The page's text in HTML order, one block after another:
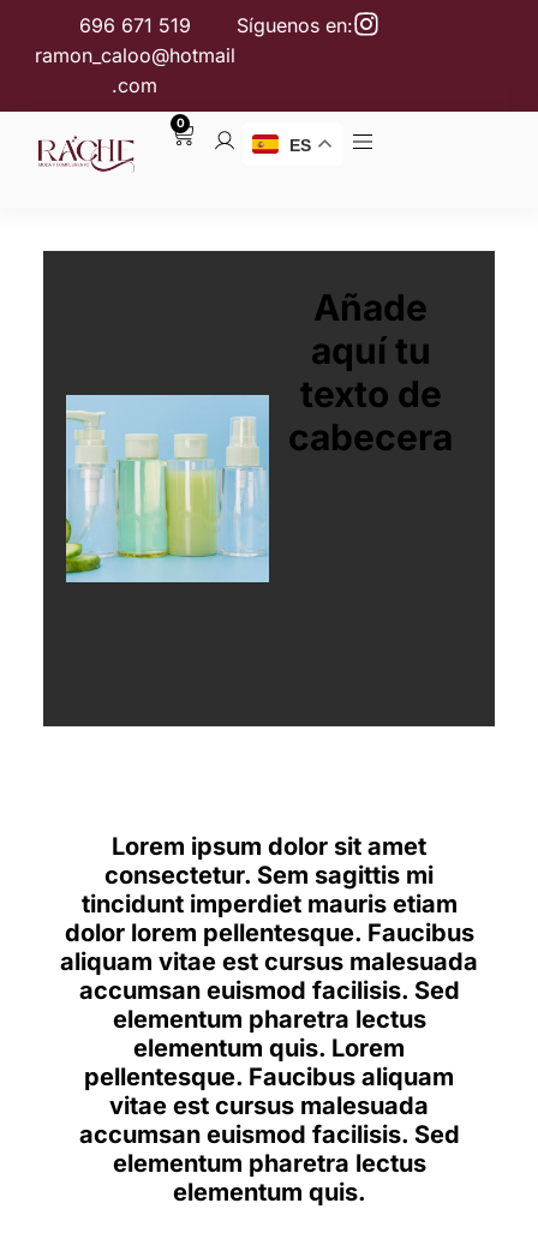
696 671 519
ramon_caloo@hotmail
.com
Síguenos en:
0
ES
Añade
aquí tu
texto de
cabecera
Lorem ipsum dolor sit amet
consectetur. Sem sagittis mi
tincidunt imperdiet mauris etiam
dolor lorem pellentesque. Faucibus
aliquam vitae est cursus malesuada
accumsan euismod facilisis. Sed
elementum pharetra lectus
elementum quis. Lorem
pellentesque. Faucibus aliquam
vitae est cursus malesuada
accumsan euismod facilisis. Sed
elementum pharetra lectus
elementum quis.